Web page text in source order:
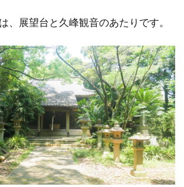
、展望台と久峰観音のあたりです。